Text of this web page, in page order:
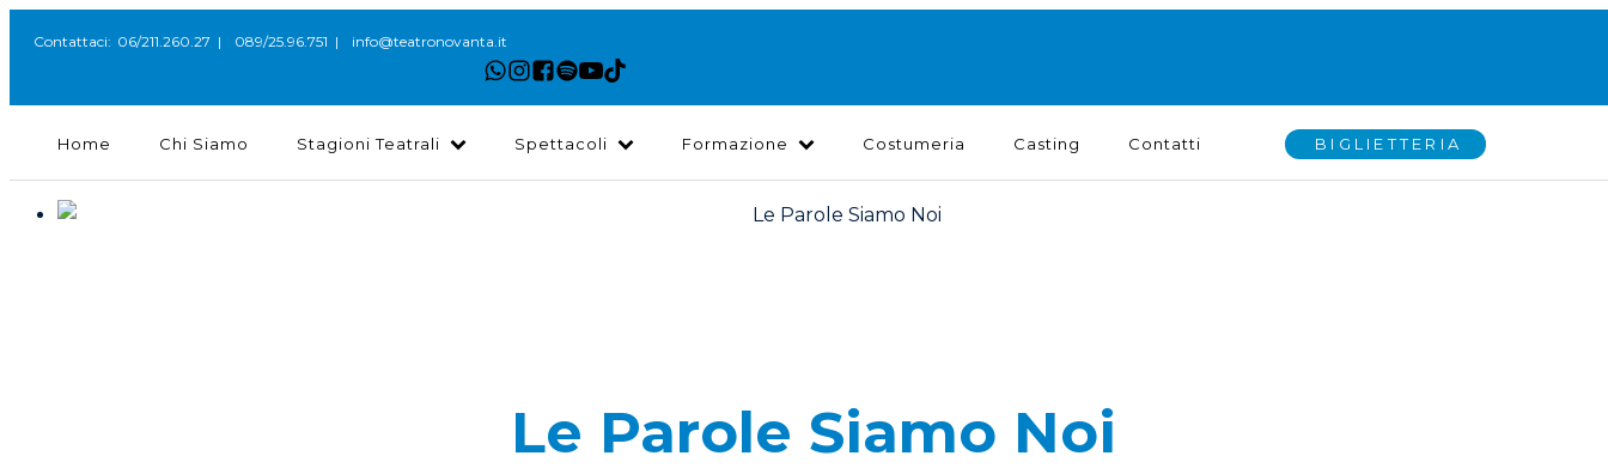
Contattaci: 06/211.260.27 | 089/25.96.751 | info@teatronovanta.it
Home Chi Siamo Stagioni Teatrali Spettacoli Formazione Costumeria Casting Contatti BIGLIETTERIA
Le Parole Siamo Noi